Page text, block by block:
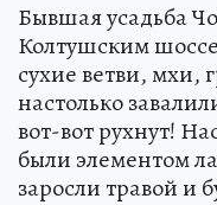
Бывшая усадьба
Колтушским
сухие ветви, мхи,
настолько
вот-вот рухнут!
были элементом
заросли травой и